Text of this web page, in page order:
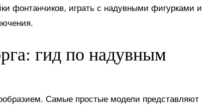
фонтанчиков, играть с надувными фигурками и
гид по надувным
Самые простые модели представляют